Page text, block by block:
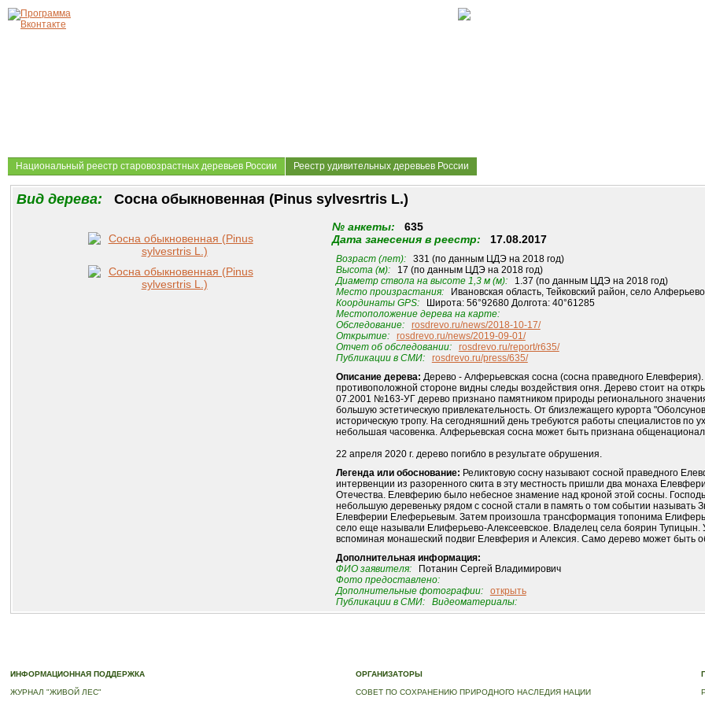
Национальный реестр старовозрастных деревьев России Реестр удивительных деревьев России
Вид дерева: Сосна обыкновенная (Pinus sylvesrtris L.)
№ анкеты: 635
Дата занесения в реестр: 17.08.2017
Возраст (лет):331 (по данным ЦДЭ на 2018 год)
Высота (м):17 (по данным ЦДЭ на 2018 год)
Диаметр ствола на высоте 1,3 м (м):1.37 (по данным ЦДЭ на 2018 год)
Место произрастания:Ивановская область, Тейковский район, село
Координаты GPS:Широта: 56°92680 Долгота: 40°61285
Местоположение дерева на карте:
Обследование:
rosdrevo.ru/news/2018-10-17/
Открытие:
rosdrevo.ru/news/2019-09-01/
Отчет об обследовании:
rosdrevo.ru/report/r635/
Публикации в СМИ:
rosdrevo.ru/press/635/
Описание дерева: Дерево - Алферьевская сосна (сосна праведного
противоположной стороне видны следы воздействия огня. Дерево стоит на
07.2001 №163-УГ дерево признано памятником природы регионального
большую эстетическую привлекательность. От близлежащего курорта
историческую тропу. На сегодняшний день требуются работы специалистов по
небольшая часовенка. Алферьевская сосна может быть признана
22 апреля 2020 г. дерево погибло в результате обрушения.
Легенда или обоснование: Реликтовую сосну называют сосной праведного
интервенции из разоренного скита в эту местность пришли два монаха
Отечества. Елевферию было небесное знамение над кроной этой сосны.
небольшую деревеньку рядом с сосной стали в память о том событии
Елевферии Елеферьевым. Затем произошла трансформация топонима
село еще называли Елиферьево-Алексеевское. Владелец села боярин
вспоминая монашеский подвиг Елевферия и Алексия. Само дерево может быть
Дополнительная информация:
ФИО заявителя:Потанин Сергей Владимирович
Фото предоставлено:
Дополнительные фотографии:
открыть
Публикации в СМИ:
Видеоматериалы:
ИНФОРМАЦИОННАЯ ПОДДЕРЖКА
ЖУРНАЛ "ЖИВОЙ ЛЕС"
ОРГАНИЗАТОРЫ
СОВЕТ ПО СОХРАНЕНИЮ ПРИРОДНОГО НАСЛЕДИЯ НАЦИИ